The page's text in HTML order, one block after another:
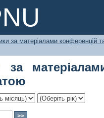
матеріалами
за матеріалами конференцій
за